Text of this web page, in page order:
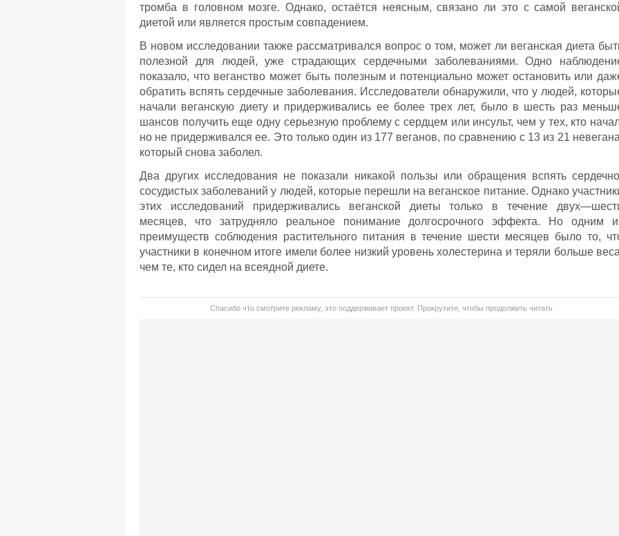
тромба в головном мозге. Однако, остаётся неясным, связано ли это с самой
диетой или является простым совпадением.
В новом исследовании также рассматривался вопрос о том, может ли веганская диета
полезной для людей, уже страдающих сердечными заболеваниями. Одно
показало, что веганство может быть полезным и потенциально может остановить или
обратить вспять сердечные заболевания. Исследователи обнаружили, что у людей,
начали веганскую диету и придерживались ее более трех лет, было в шесть раз
шансов получить еще одну серьезную проблему с сердцем или инсульт, чем у тех, кто
но не придерживался ее. Это только один из 177 веганов, по сравнению с 13 из 21
который снова заболел.
Два других исследования не показали никакой пользы или обращения вспять
сосудистых заболеваний у людей, которые перешли на веганское питание. Однако
этих исследований придерживались веганской диеты только в течение
месяцев, что затрудняло реальное понимание долгосрочного эффекта. Но одним
преимуществ соблюдения растительного питания в течение шести месяцев было то,
участники в конечном итоге имели более низкий уровень холестерина и теряли больше
чем те, кто сидел на всеядной диете.
Спасибо что смотрите рекламу, это поддерживает проект. Прокрутите, чтобы продолжить читать